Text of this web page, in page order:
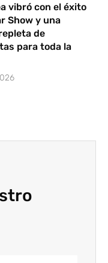
vibró con el éxito
Show y una
de
para toda la